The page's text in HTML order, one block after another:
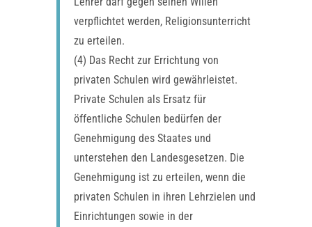
verpflichtet werden, Religionsunterricht
zu erteilen.
(4) Das Recht zur Errichtung von
privaten Schulen wird gewährleistet.
Private Schulen als Ersatz für
öffentliche Schulen bedürfen der
Genehmigung des Staates und
unterstehen den Landesgesetzen. Die
Genehmigung ist zu erteilen, wenn die
privaten Schulen in ihren Lehrzielen und
Einrichtungen sowie in der